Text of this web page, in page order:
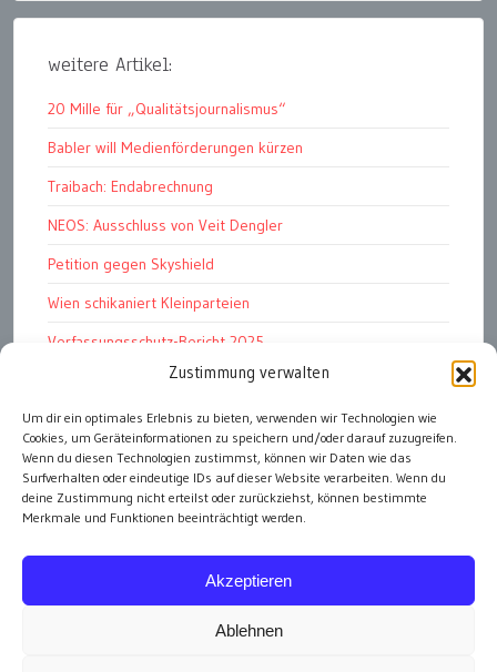
Zustimmung verwalten
Um dir ein optimales Erlebnis zu bieten, verwenden wir Technologien wie
Cookies, um Geräteinformationen zu speichern und/oder darauf zuzugreifen.
Wenn du diesen Technologien zustimmst, können wir Daten wie das
Surfverhalten oder eindeutige IDs auf dieser Website verarbeiten. Wenn du
deine Zustimmung nicht erteilst oder zurückziehst, können bestimmte
Merkmale und Funktionen beeinträchtigt werden.
Akzeptieren
Ablehnen
weitere Artikel:
20 Mille für „Qualitätsjournalismus“
Babler will Medienförderungen kürzen
Traibach: Endabrechnung
NEOS: Ausschluss von Veit Dengler
Petition gegen Skyshield
Wien schikaniert Kleinparteien
Verfassungsschutz-Bericht 2025
Ziel: endloser Krieg
110 statt 90 Mille Medienförderung
Strafen für „Integrations-Verweigerer“
alle Artikel